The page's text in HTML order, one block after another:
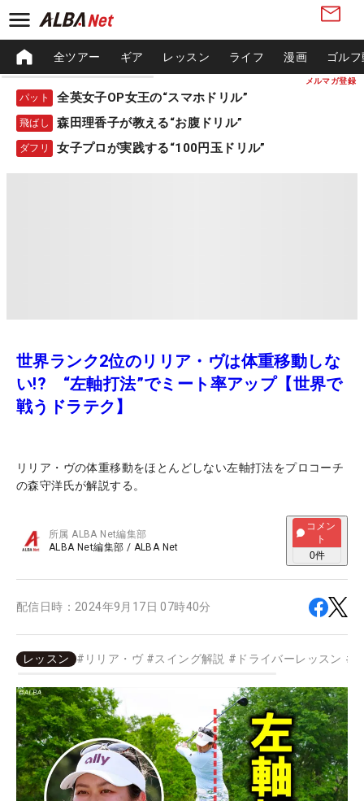
メルマガ登録
全ツアー ギア レッスン ライフ 漫画 ゴル
パット 全英女子OP女王の“スマホドリル”
飛ばし 森田理香子が教える“お腹ドリル”
ダフリ 女子プロが実践する“100円玉ドリル”
世界ランク2位のリリア・ヴは体重移動しな
い!? “左軸打法”でミート率アップ【世界で
戦うドラテク】
リリア・ヴの体重移動をほとんどしない左軸打法をプロコーチ
の森守洋氏が解説する。
所属ALBA Net編集部
ALBA Net編集部 / ALBA Net
コメン
ト
0件
配信日時： 2024年9月17日 07時40分
レッスン # リリア・ヴ #スイング解説 # ドライバーレッスン #